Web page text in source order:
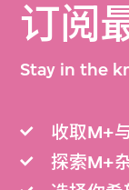
订阅
Stay in the
收取M+
探索M+